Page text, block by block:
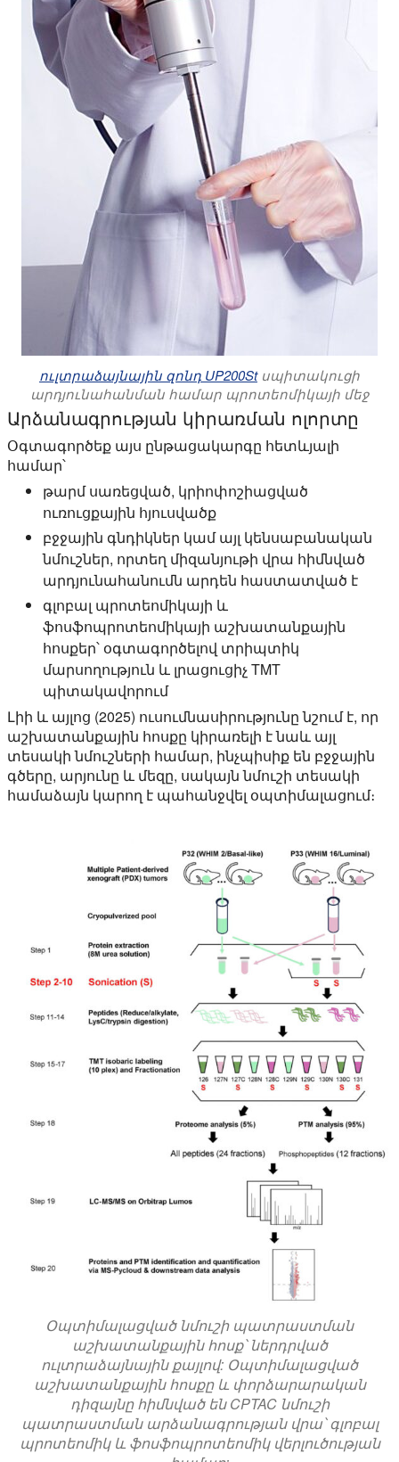
ուլտրաձայնային զոնդ UP200Stսպիտակուցի
արդյունահանման համար պրոտեոմիկայի մեջ
Արձանագրության կիրառման ոլորտը
Օգտագործեք այս ընթացակարգը հետևյալի
համար՝
թարմ սառեցված, կրիոփոշիացված
ուռուցքային հյուսվածք
բջջային գնդիկներ կամ այլ կենսաբանական
նմուշներ, որտեղ միզանյութի վրա հիմնված
արդյունահանումն արդեն հաստատված է
գլոբալ պրոտեոմիկայի և
ֆոսֆոպրոտեոմիկայի աշխատանքային
հոսքեր՝ օգտագործելով տրիպտիկ
մարսողություն և լրացուցիչ TMT
պիտակավորում
Լիի և այլոց (2025) ուսումնասիրությունը նշում է, որ
աշխատանքային հոսքը կիրառելի է նաև այլ
տեսակի նմուշների համար, ինչպիսիք են բջջային
գծերը, արյունը և մեզը, սակայն նմուշի տեսակի
համաձայն կարող է պահանջվել օպտիմալացում։
Օպտիմալացված նմուշի պատրաստման
աշխատանքային հոսք՝ ներդրված
ուլտրաձայնային քայլով: Օպտիմալացված
աշխատանքային հոսքը և փորձարարական
դիզայնը հիմնված են CPTAC նմուշի
պատրաստման արձանագրության վրա՝ գլոբալ
պրոտեոմիկ և ֆոսֆոպրոտեոմիկ վերլուծության